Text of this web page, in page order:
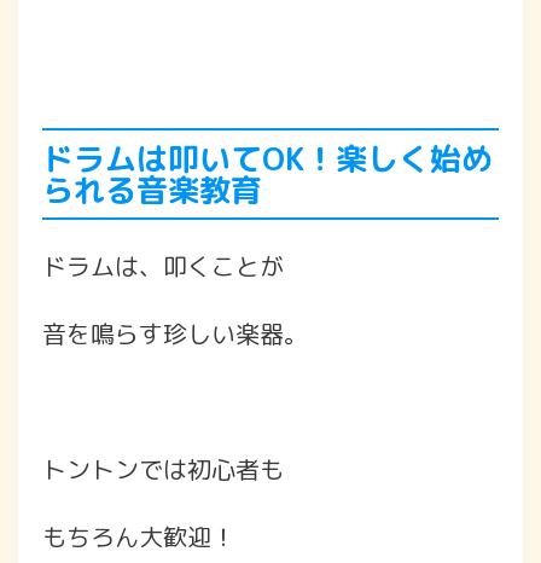
ドラムは叩いてOK！楽しく始め
られる音楽教育
ドラムは、叩くことが
音を鳴らす珍しい楽器。
トントンでは初心者も
もちろん大歓迎！